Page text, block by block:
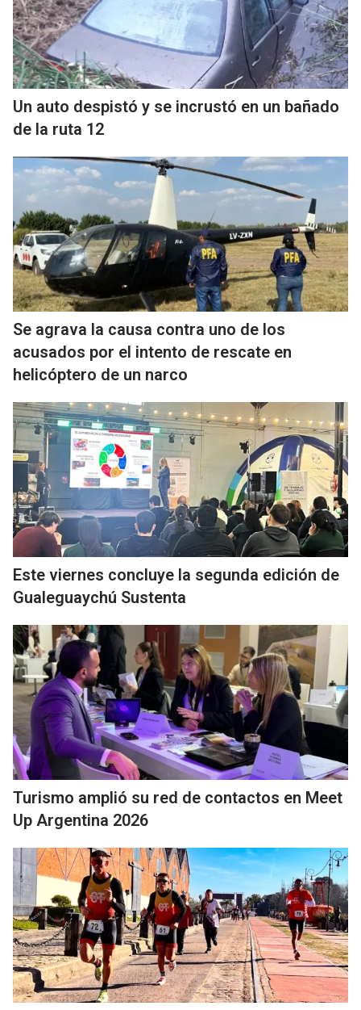
Un auto despistó y se incrustó en un bañado
de la ruta 12
Se agrava la causa contra uno de los
acusados por el intento de rescate en
helicóptero de un narco
Este viernes concluye la segunda edición de
Gualeguaychú Sustenta
Turismo amplió su red de contactos en Meet
Up Argentina 2026